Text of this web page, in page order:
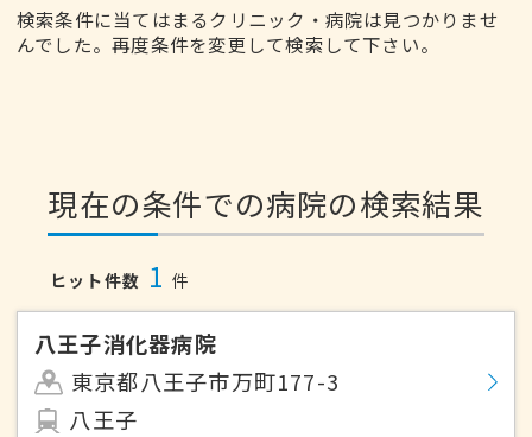
検索条件に当てはまるクリニック・病院は見つかりませ
んでした。再度条件を変更して検索して下さい。
現在の条件での病院の検索結果
ヒット件数 1 件
八王子消化器病院
東京都八王子市万町177-3
八王子